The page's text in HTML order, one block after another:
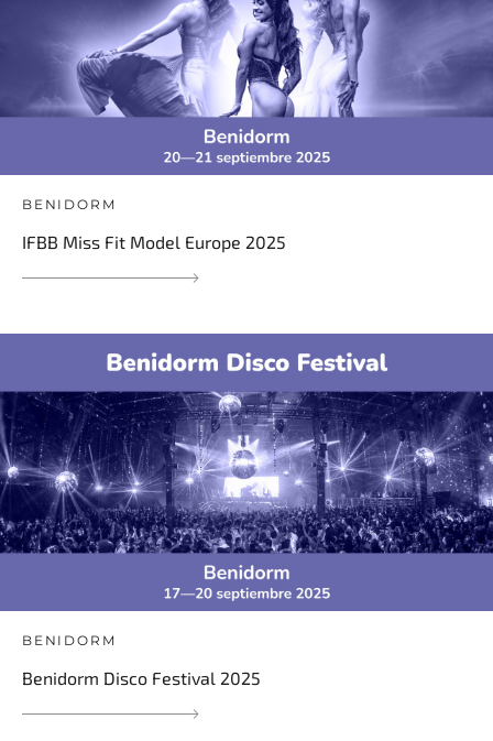
BENIDORM
IFBB Miss Fit Model Europe 2025
BENIDORM
Benidorm Disco Festival 2025